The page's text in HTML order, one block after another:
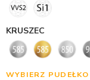
KRUSZEC
WYBIERZ PUDEŁKO